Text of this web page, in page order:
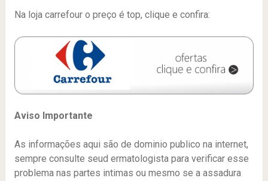
Na loja carrefour o preço é top, clique e confira:
Aviso Importante
As informações aqui são de dominio publico na internet,
sempre consulte seud ermatologista para verificar esse
problema nas partes intimas ou mesmo se a assadura